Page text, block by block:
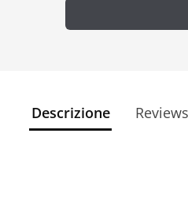
Descrizione Reviews